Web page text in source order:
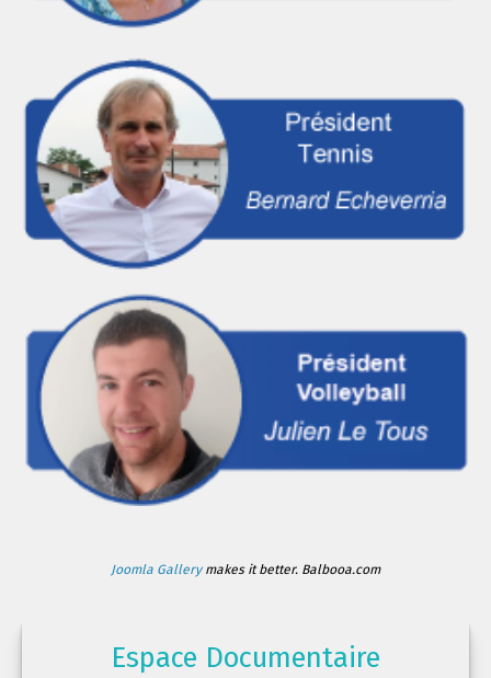
Joomla Gallerymakes it better. Balbooa.com
Espace Documentaire